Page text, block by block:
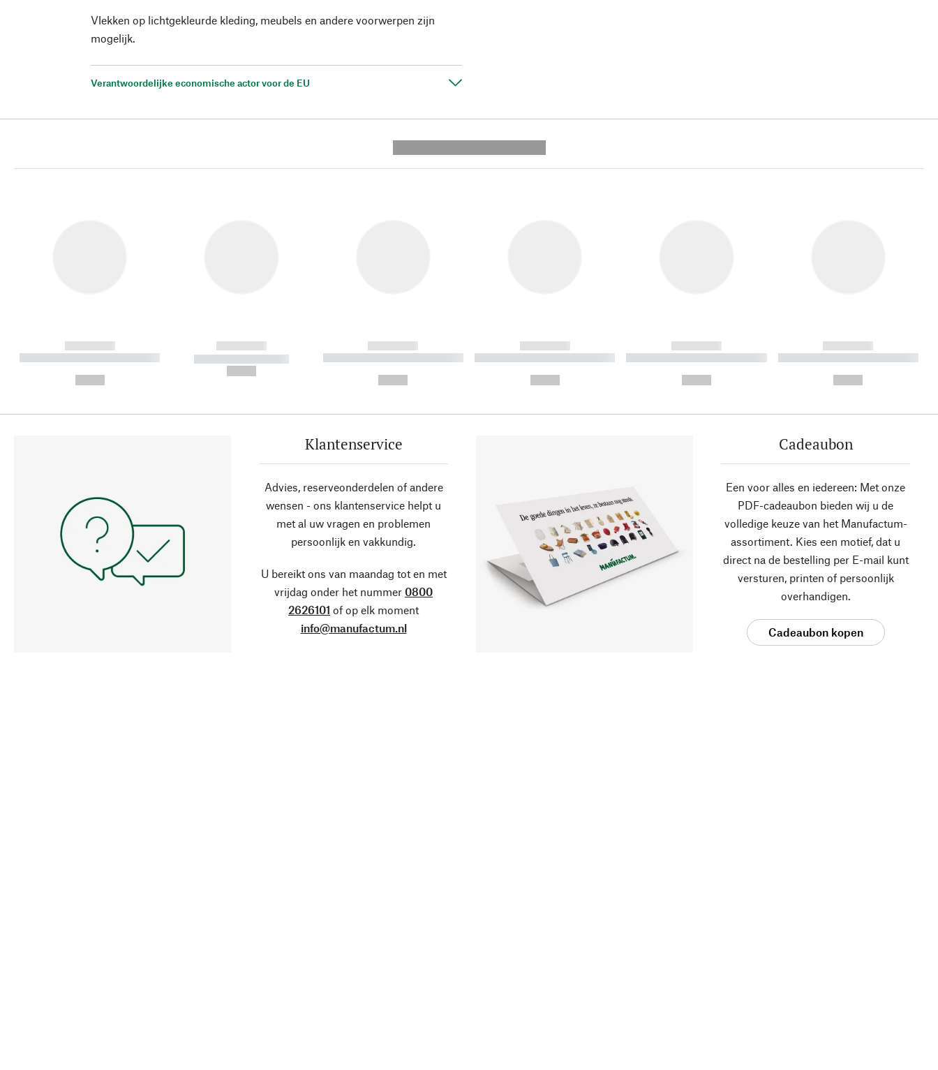
Vlekken op lichtgekleurde kleding, meubels en andere voorwerpen zijn
mogelijk.
Verantwoordelijke economische actor voor de EU
------------
----------- ----------- ----------
------------
----------- -----------
------------
----------- ----------- ----------
------------
----------- ----------- ----------
------------
----------- ----------- ----------
------------
----------- ----------- ----------
Klantenservice
Advies, reserveonderdelen of andere
wensen - ons klantenservice helpt u
met al uw vragen en problemen
persoonlijk en vakkundig.
U bereikt ons van maandag tot en met
vrijdag onder het nummer 0800
2626101 of op elk moment
info@manufactum.nl
Cadeaubon
Een voor alles en iedereen: Met onze
PDF-cadeaubon bieden wij u de
volledige keuze van het Manufactum-
assortiment. Kies een motief, dat u
direct na de bestelling per E-mail kunt
versturen, printen of persoonlijk
overhandigen.
Cadeaubon kopen